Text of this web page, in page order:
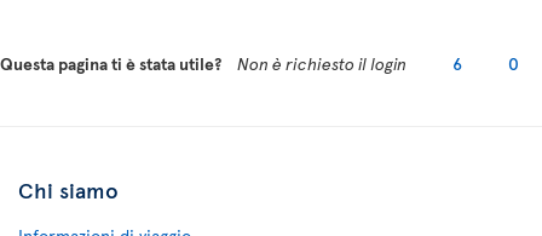
Questa pagina ti è stata utile? Non è richiesto il login 6 0
Chi siamo